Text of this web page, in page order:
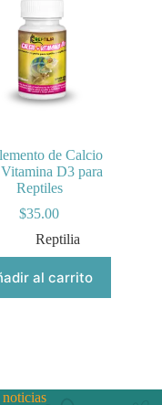
de Calcio
D3 para
Reptiles
$35.00
Reptilia
al carrito